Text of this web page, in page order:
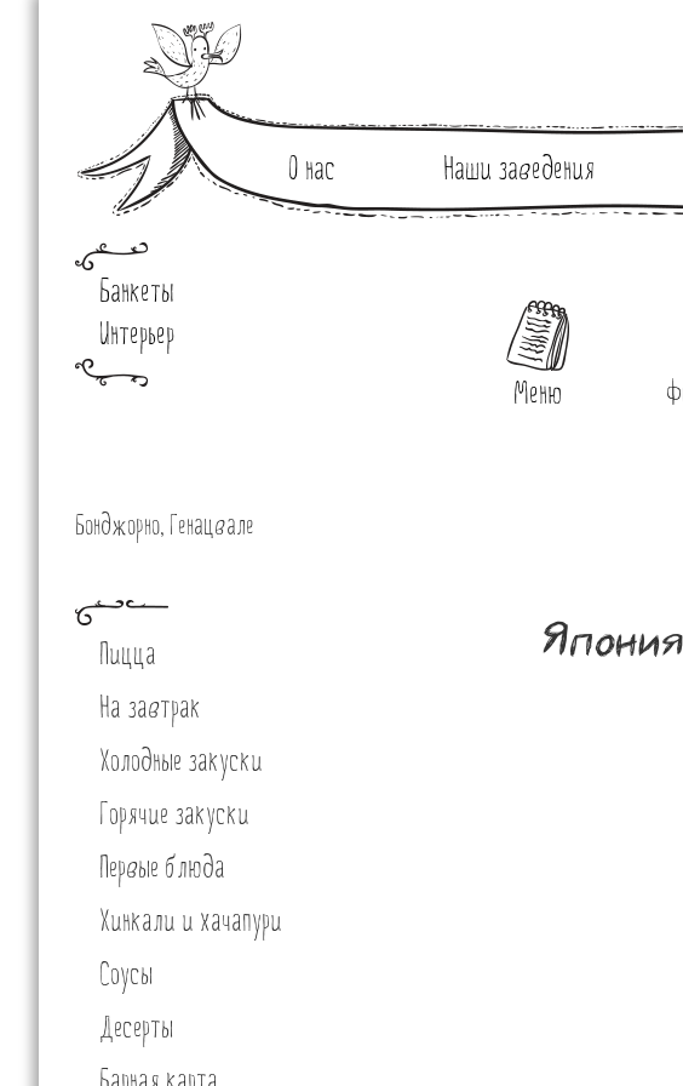
О нас Наши заведения
Банкеты
Интерьер
Меню
Бонджорно, Генацвале
Пицца
На завтрак
Холодные закуски
Горячие закуски
Первые блюда
Хинкали и хачапури
Соусы
Десерты
Япония